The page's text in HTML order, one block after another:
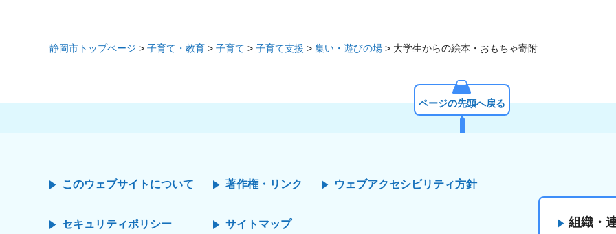
静岡市トップページ > 子育て・教育 > 子育て > 子育て支援 > 集い・遊びの場 > 大学生からの絵本・おもちゃ寄附
ページの先頭へ戻る
このウェブサイトについて 著作権・リンク ウェブアクセシビリティ方針
セキュリティポリシー サイトマップ 組織・